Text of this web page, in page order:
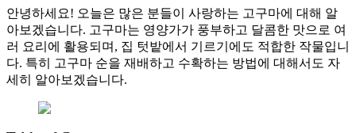
안녕하세요! 오늘은 많은 분들이 사랑하는 고구마에 대해 알
아보겠습니다. 고구마는 영양가가 풍부하고 달콤한 맛으로 여
러 요리에 활용되며, 집 텃밭에서 기르기에도 적합한 작물입니
다. 특히 고구마 순을 재배하고 수확하는 방법에 대해서도 자
세히 알아보겠습니다.